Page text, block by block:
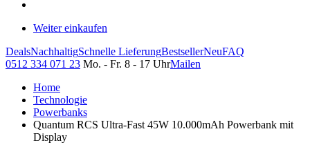
Weiter einkaufen
DealsNachhaltigSchnelle LieferungBestsellerNeuFAQ
0512 334 071 23 Mo. - Fr. 8 - 17 UhrMailen
Home
Technologie
Powerbanks
Quantum RCS Ultra-Fast 45W 10.000mAh Powerbank mit
Display